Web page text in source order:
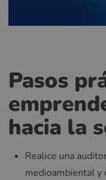
Pasos
hacia la
Realice una
medioambiental y